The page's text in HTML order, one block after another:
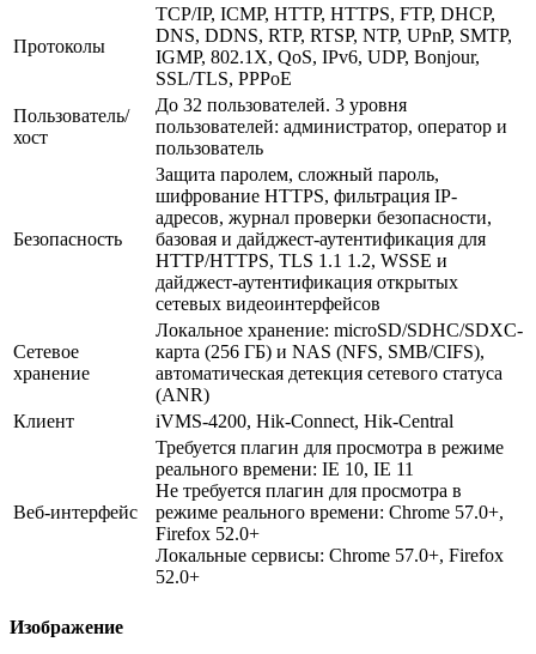
Протоколы
TCP/IP, ICMP, HTTP, HTTPS, FTP, DHCP,
DNS, DDNS, RTP, RTSP, NTP, UPnP, SMTP,
IGMP, 802.1X, QoS, IPv6, UDP, Bonjour,
SSL/TLS, PPPoE
Пользователь/
хост
До 32 пользователей. 3 уровня
пользователей: администратор, оператор и
пользователь
Безопасность
Защита паролем, сложный пароль,
шифрование HTTPS, фильтрация IP-
адресов, журнал проверки безопасности,
базовая и дайджест-аутентификация для
HTTP/HTTPS, TLS 1.1 1.2, WSSE и
дайджест-аутентификация открытых
сетевых видеоинтерфейсов
Сетевое
хранение
Локальное хранение: microSD/SDHC/SDXC-
карта (256 ГБ) и NAS (NFS, SMB/CIFS),
автоматическая детекция сетевого статуса
(ANR)
Клиент
iVMS-4200, Hik-Connect, Hik-Central
Веб-интерфейс
Требуется плагин для просмотра в режиме
реального времени: IE 10, IE 11
Не требуется плагин для просмотра в
режиме реального времени: Chrome 57.0+,
Firefox 52.0+
Локальные сервисы: Chrome 57.0+, Firefox
52.0+
Изображение